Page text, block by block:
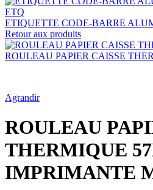
ETIQUETTE CODE-BARRE
Retour aux produits
ROULEAU PAPIER CAISSE
Agrandir
ROULEAU
THERMIQUE
IMPRIMANTE